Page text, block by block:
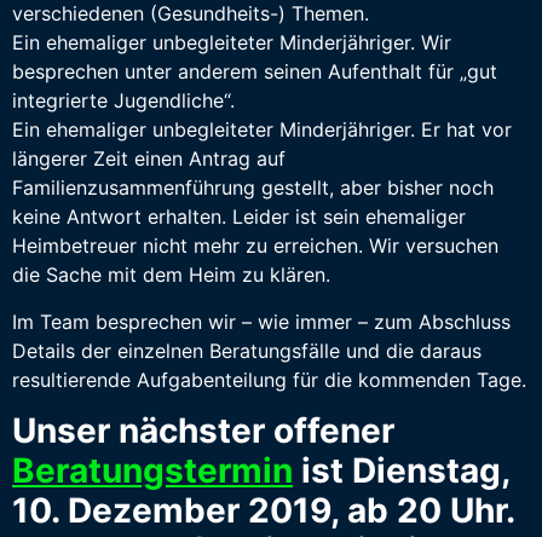
verschiedenen (Gesundheits-) Themen.
Ein ehemaliger unbegleiteter Minderjähriger. Wir
besprechen unter anderem seinen Aufenthalt für „gut
integrierte Jugendliche“.
Ein ehemaliger unbegleiteter Minderjähriger. Er hat vor
längerer Zeit einen Antrag auf
Familienzusammenführung gestellt, aber bisher noch
keine Antwort erhalten. Leider ist sein ehemaliger
Heimbetreuer nicht mehr zu erreichen. Wir versuchen
die Sache mit dem Heim zu klären.
Im Team besprechen wir – wie immer – zum Abschluss
Details der einzelnen Beratungsfälle und die daraus
resultierende Aufgabenteilung für die kommenden Tage.
Unser nächster offener
Beratungstermin ist Dienstag,
10. Dezember 2019, ab 20 Uhr.